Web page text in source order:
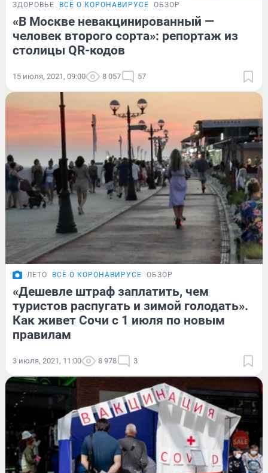
ЗДОРОВЬЕ ВСЁ О КОРОНАВИРУСЕ ОБЗОР
«В Москве невакцинированный —
человек второго сорта»: репортаж из
столицы QR-кодов
15 июля, 2021, 09:00 8 057 57
ЛЕТО ВСЁ О КОРОНАВИРУСЕ ОБЗОР
«Дешевле штраф заплатить, чем
туристов распугать и зимой голодать».
Как живет Сочи с 1 июля по новым
правилам
3 июля, 2021, 11:00 8 978 3